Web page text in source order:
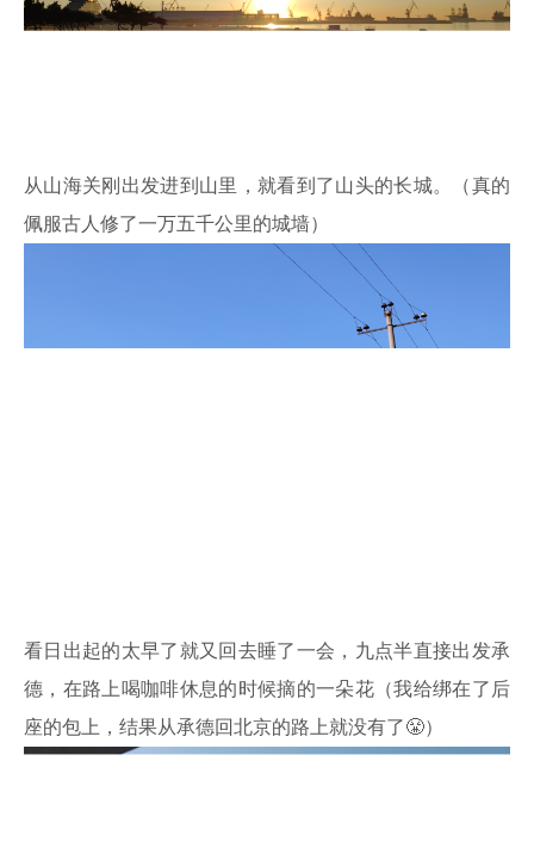
从山海关刚出发进到山里，就看到了山头的长城。（真的
佩服古人修了一万五千公里的城墙）
看日出起的太早了就又回去睡了一会，九点半直接出发承
德，在路上喝咖啡休息的时候摘的一朵花（我给绑在了后
座的包上，结果从承德回北京的路上就没有了😤）